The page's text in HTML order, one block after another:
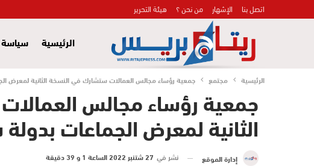
اتصل بنا الإشهار من نحن ؟ هيئة التحرير
الرئيسية سياسة
الرئيسية مجتمع جمعية رؤساء مجالس العمالات ستشارك في النسخة الثانية لمعرض
جمعية رؤساء مجالس
الثانية لمعرض الجماعات
إدارة الموقع نشر في 27 شتنبر 2022 الساعة 1 و 39 دقيقة